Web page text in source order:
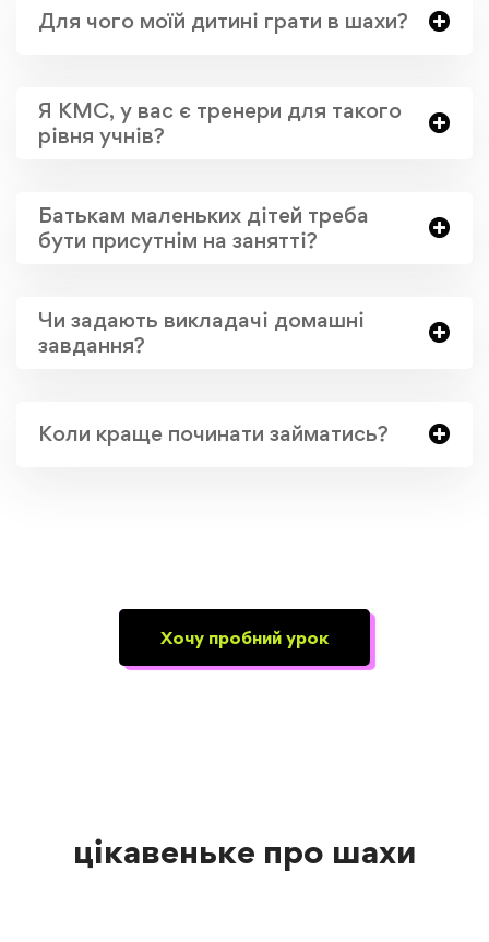
Для чого моїй дитині грати в шахи?
Я КМС, у вас є тренери для такого
рівня учнів?
Батькам маленьких дітей треба
бути присутнім на занятті?
Чи задають викладачі домашні
завдання?
Коли краще починати займатись?
Хочу пробний урок
цікавеньке про шахи